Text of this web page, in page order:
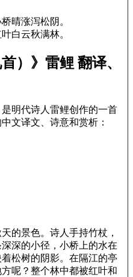
晴涨泻松阴。
白云秋满林。
）》雷鲤 翻译、
是明代诗人雷鲤创作的一首
文译文、诗意和赏析：
的景色。诗人手持竹杖，
深的小径，小桥上的水在
松树的阴影。在隔江的亭
呢？整个林中都被红叶和